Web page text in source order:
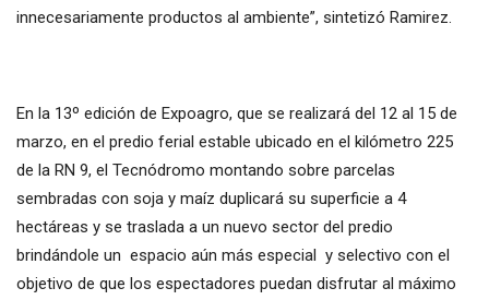
innecesariamente productos al ambiente”, sintetizó Ramirez.
En la 13º edición de Expoagro, que se realizará del 12 al 15 de
marzo, en el predio ferial estable ubicado en el kilómetro 225
de la RN 9, el Tecnódromo montando sobre parcelas
sembradas con soja y maíz duplicará su superficie a 4
hectáreas y se traslada a un nuevo sector del predio
brindándole un espacio aún más especial y selectivo con el
objetivo de que los espectadores puedan disfrutar al máximo